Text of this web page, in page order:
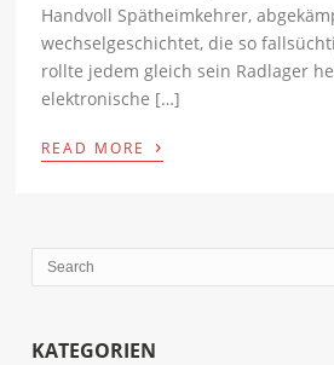
Handvoll Spätheimkehrer,
wechselgeschichtet, die so
rollte jedem gleich sein Radlager
elektronische […]
READ MORE ›
KATEGORIEN